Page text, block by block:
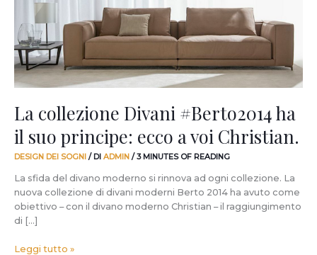
La collezione Divani #Berto2014 ha
il suo principe: ecco a voi Christian.
DESIGN DEI SOGNI / DI ADMIN /3 MINUTES OF READING
La sfida del divano moderno si rinnova ad ogni collezione. La
nuova collezione di divani moderni Berto 2014 ha avuto come
obiettivo – con il divano moderno Christian – il raggiungimento
di […]
principe:
ecco
a
voi
Christian.
Leggi tutto »